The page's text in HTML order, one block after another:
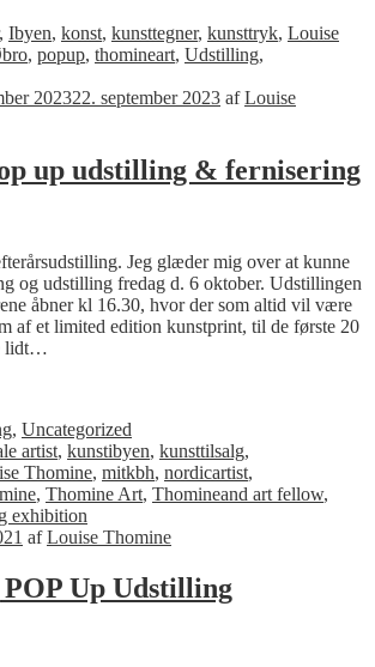
, Ibyen, konst, kunsttegner, kunsttryk, Louise
, popup, thomineart, Udstilling,
202322. september 2023 afLouise
up udstilling & fernisering
Jeg glæder mig over at kunne
og udstilling fredag d. 6 oktober. Udstillingen
åbner kl 16.30, hvor der som altid vil være
af et limited edition kunstprint, til de første 20
lidt…
, Uncategorized
artist, kunstibyen, kunsttilsalg,
Thomine, mitkbh, nordicartist,
, Thomine Art, Thomineand art fellow,
exhibition
afLouise Thomine
Up Udstilling